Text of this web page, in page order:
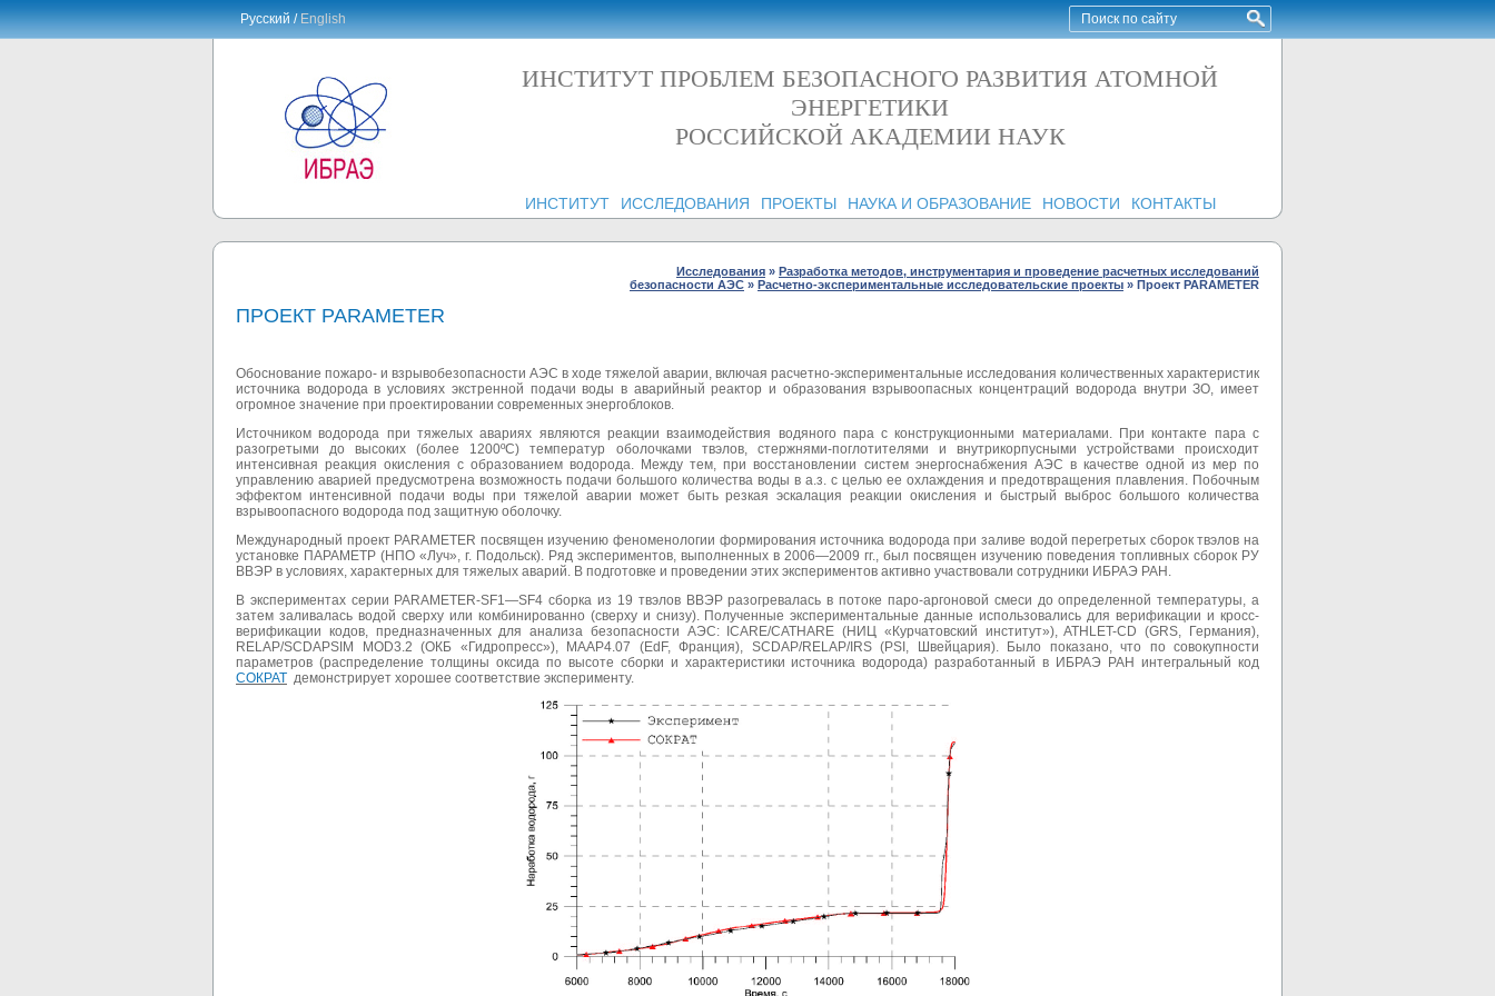
Русский /English
ИНСТИТУТ ПРОБЛЕМ БЕЗОПАСНОГО РАЗВИТИЯ АТОМНОЙ
ЭНЕРГЕТИКИ
РОССИЙСКОЙ АКАДЕМИИ НАУК
ИНСТИТУТ ИССЛЕДОВАНИЯ ПРОЕКТЫ НАУКА И ОБРАЗОВАНИЕ НОВОСТИ КОНТАКТЫ
Исследования » Разработка методов, инструментария и проведение расчетных исследований
безопасности АЭС » Расчетно-экспериментальные исследовательские проекты » Проект PARAMETER
ПРОЕКТ PARAMETER
Обоснование пожаро- и взрывобезопасности АЭС в ходе тяжелой аварии, включая расчетно-экспериментальные исследования количественных характеристик
источника водорода в условиях экстренной подачи воды в аварийный реактор и образования взрывоопасных концентраций водорода внутри ЗО, имеет
огромное значение при проектировании современных энергоблоков.
Источником водорода при тяжелых авариях являются реакции взаимодействия водяного пара с конструкционными материалами. При контакте пара с
разогретыми до высоких (более 1200ºС) температур оболочками твэлов, стержнями-поглотителями и внутрикорпусными устройствами происходит
интенсивная реакция окисления с образованием водорода. Между тем, при восстановлении систем энергоснабжения АЭС в качестве одной из мер по
управлению аварией предусмотрена возможность подачи большого количества воды в а.з. с целью ее охлаждения и предотвращения плавления. Побочным
эффектом интенсивной подачи воды при тяжелой аварии может быть резкая эскалация реакции окисления и быстрый выброс большого количества
взрывоопасного водорода под защитную оболочку.
Международный проект PARAMETER посвящен изучению феноменологии формирования источника водорода при заливе водой перегретых сборок твэлов на
установке ПАРАМЕТР (НПО «Луч», г. Подольск). Ряд экспериментов, выполненных в 2006—2009 гг., был посвящен изучению поведения топливных сборок РУ
ВВЭР в условиях, характерных для тяжелых аварий. В подготовке и проведении этих экспериментов активно участвовали сотрудники ИБРАЭ РАН.
В экспериментах серии PARAMETER-SF1—SF4 сборка из 19 твэлов ВВЭР разогревалась в потоке паро-аргоновой смеси до определенной температуры, а
затем заливалась водой сверху или комбинированно (сверху и снизу). Полученные экспериментальные данные использовались для верификации и кросс-
верификации кодов, предназначенных для анализа безопасности АЭС: ICARE/CATHARE (НИЦ «Курчатовский институт»), ATHLET-CD (GRS, Германия),
RELAP/SCDAPSIM MOD3.2 (ОКБ «Гидропресс»), MAAP4.07 (EdF, Франция), SCDAP/RELAP/IRS (PSI, Швейцария). Было показано, что по совокупности
параметров (распределение толщины оксида по высоте сборки и характеристики источника водорода) разработанный в ИБРАЭ РАН интегральный код
СОКРАТ демонстрирует хорошее соответствие эксперименту.